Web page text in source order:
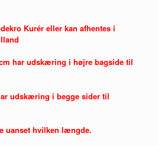
Kurér eller kan afhentes i
har udskæring i højre bagside til
udskæring i begge sider til
uanset hvilken længde.